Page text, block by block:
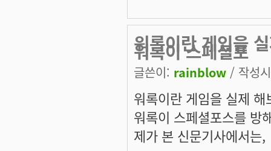
워록이란 게임을
워록이 스페셜포
글쓴이: rainblow / 작성
워록이란 게임을 실제
워록이 스페셜포스를 방
제가 본 신문기사에서는,